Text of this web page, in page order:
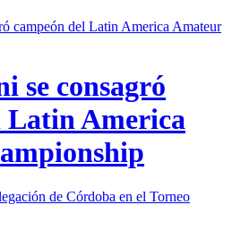
se consagró
Latin America